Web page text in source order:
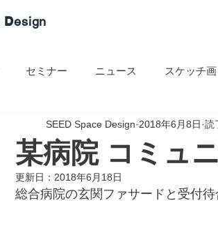
Design
セミナー ニュース スケッチ
某病院 コミュ
SEED Space Design 2018年6月8日 読
更新日： 2018年6月18日
総合病院の玄関ファサードと受付待